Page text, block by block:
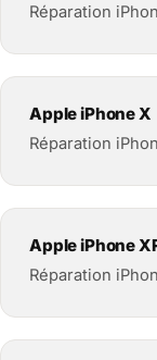
Réparation
Apple iPhone X
Réparation
Apple iPhone
Réparation